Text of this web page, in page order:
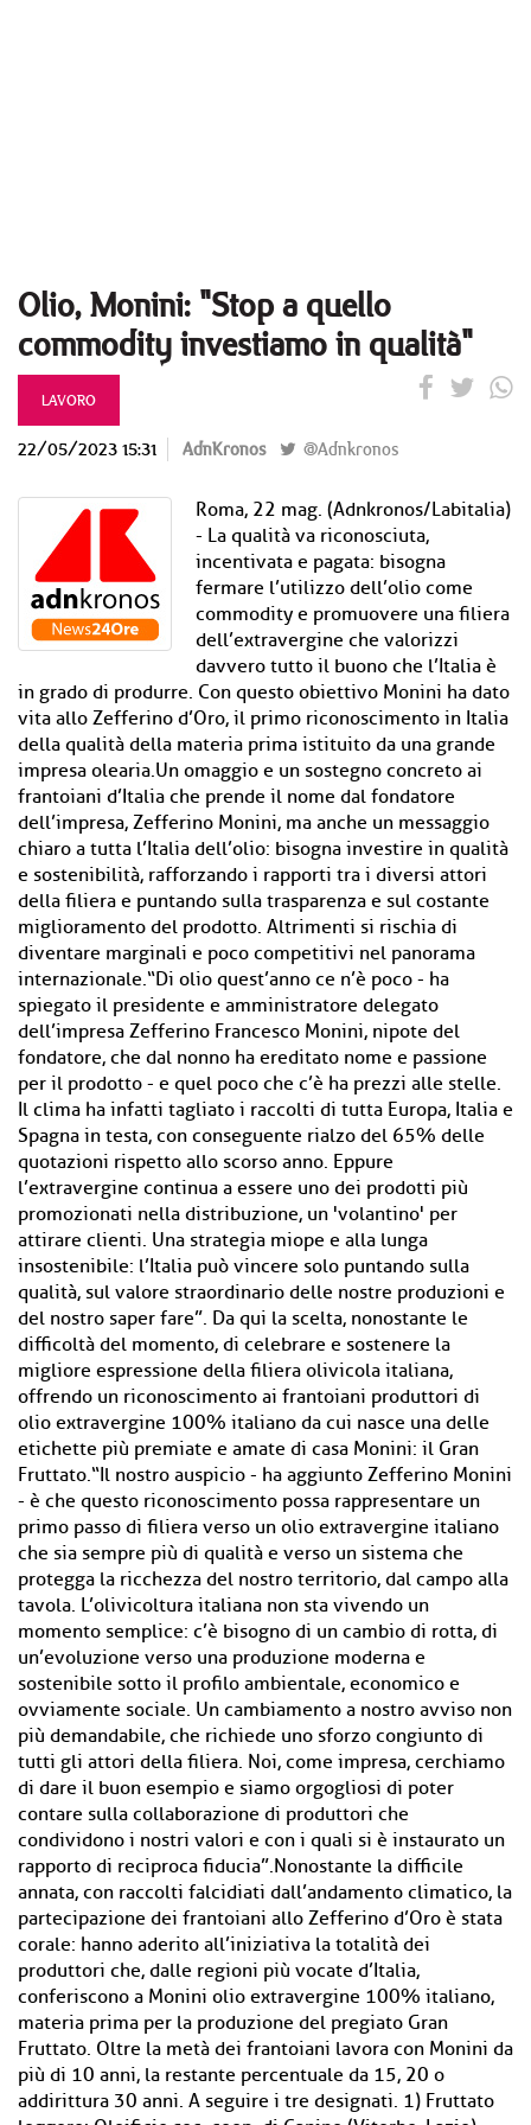
Olio, Monini: "Stop a quello
commodity investiamo in qualità"
LAVORO
22/05/2023 15:31 AdnKronos @Adnkronos
Roma, 22 mag. (Adnkronos/Labitalia)
- La qualità va riconosciuta,
incentivata e pagata: bisogna
fermare l’utilizzo dell’olio come
commodity e promuovere una filiera
dell’extravergine che valorizzi
davvero tutto il buono che l’Italia è
in grado di produrre. Con questo obiettivo Monini ha dato
vita allo Zefferino d’Oro, il primo riconoscimento in Italia
della qualità della materia prima istituito da una grande
impresa olearia.Un omaggio e un sostegno concreto ai
frantoiani d’Italia che prende il nome dal fondatore
dell’impresa, Zefferino Monini, ma anche un messaggio
chiaro a tutta l’Italia dell’olio: bisogna investire in qualità
e sostenibilità, rafforzando i rapporti tra i diversi attori
della filiera e puntando sulla trasparenza e sul costante
miglioramento del prodotto. Altrimenti si rischia di
diventare marginali e poco competitivi nel panorama
internazionale.“Di olio quest’anno ce n’è poco - ha
spiegato il presidente e amministratore delegato
dell’impresa Zefferino Francesco Monini, nipote del
fondatore, che dal nonno ha ereditato nome e passione
per il prodotto - e quel poco che c’è ha prezzi alle stelle.
Il clima ha infatti tagliato i raccolti di tutta Europa, Italia e
Spagna in testa, con conseguente rialzo del 65% delle
quotazioni rispetto allo scorso anno. Eppure
l’extravergine continua a essere uno dei prodotti più
promozionati nella distribuzione, un 'volantino' per
attirare clienti. Una strategia miope e alla lunga
insostenibile: l’Italia può vincere solo puntando sulla
qualità, sul valore straordinario delle nostre produzioni e
del nostro saper fare”. Da qui la scelta, nonostante le
difficoltà del momento, di celebrare e sostenere la
migliore espressione della filiera olivicola italiana,
offrendo un riconoscimento ai frantoiani produttori di
olio extravergine 100% italiano da cui nasce una delle
etichette più premiate e amate di casa Monini: il Gran
Fruttato.“Il nostro auspicio - ha aggiunto Zefferino Monini
- è che questo riconoscimento possa rappresentare un
primo passo di filiera verso un olio extravergine italiano
che sia sempre più di qualità e verso un sistema che
protegga la ricchezza del nostro territorio, dal campo alla
tavola. L’olivicoltura italiana non sta vivendo un
momento semplice: c’è bisogno di un cambio di rotta, di
un’evoluzione verso una produzione moderna e
sostenibile sotto il profilo ambientale, economico e
ovviamente sociale. Un cambiamento a nostro avviso non
più demandabile, che richiede uno sforzo congiunto di
tutti gli attori della filiera. Noi, come impresa, cerchiamo
di dare il buon esempio e siamo orgogliosi di poter
contare sulla collaborazione di produttori che
condividono i nostri valori e con i quali si è instaurato un
rapporto di reciproca fiducia”.Nonostante la difficile
annata, con raccolti falcidiati dall’andamento climatico, la
partecipazione dei frantoiani allo Zefferino d’Oro è stata
corale: hanno aderito all’iniziativa la totalità dei
produttori che, dalle regioni più vocate d’Italia,
conferiscono a Monini olio extravergine 100% italiano,
materia prima per la produzione del pregiato Gran
Fruttato. Oltre la metà dei frantoiani lavora con Monini da
più di 10 anni, la restante percentuale da 15, 20 o
addirittura 30 anni. A seguire i tre designati. 1) Fruttato